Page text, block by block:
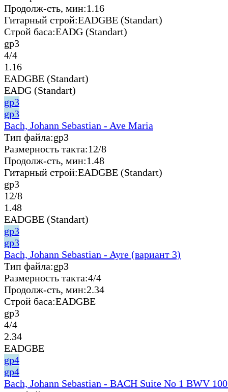
Продолж-сть, мин:1.16
Гитарный строй:EADGBE (Standart)
Строй баса:EADG (Standart)
gp3
4/4
1.16
EADGBE (Standart)
EADG (Standart)
gp3
gp3
Bach, Johann Sebastian - Ave Maria
Тип файла:gp3
Размерность такта:12/8
Продолж-сть, мин:1.48
Гитарный строй:EADGBE (Standart)
gp3
12/8
1.48
EADGBE (Standart)
gp3
gp3
Bach, Johann Sebastian - Ayre (вариант 3)
Тип файла:gp3
Размерность такта:4/4
Продолж-сть, мин:2.34
Строй баса:EADGBE
gp3
4/4
2.34
EADGBE
gp4
gp4
Bach, Johann Sebastian - BACH Suite No 1 BWV